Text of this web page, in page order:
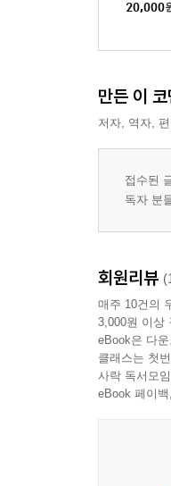
20,000
만든 이
저자, 역자,
접수된
독자 분
회원리뷰
매주 10건의
3,000원 이상
eBook은 다
클래스는 첫
사락 독서모
eBook 페이